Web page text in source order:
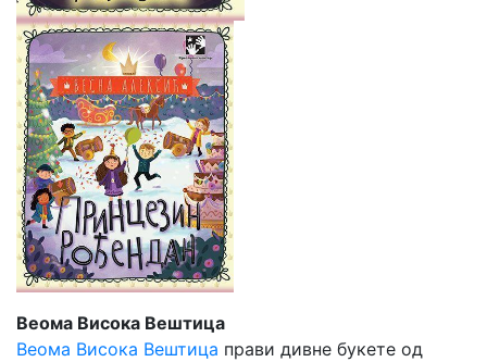
Веома Висока Вештица
Веома Висока Вештица прави дивне букете од